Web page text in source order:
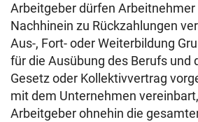
Arbeitgeber dürfen Arbeitnehmer
Nachhinein zu Rückzahlungen
Aus-, Fort- oder Weiterbildung
für die Ausübung des Berufs und
Gesetz oder Kollektivvertrag
mit dem Unternehmen
Arbeitgeber ohnehin die